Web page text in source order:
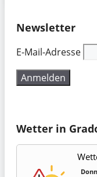
Newsletter
E-Mail-Adresse
Wetter in